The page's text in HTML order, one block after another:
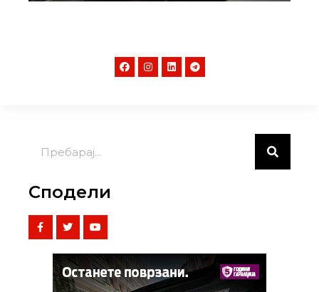
Сподели